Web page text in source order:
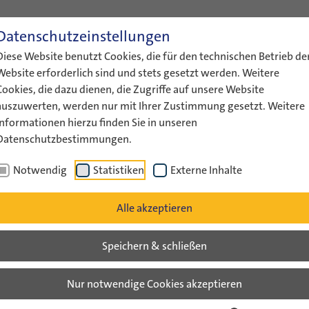
Website benutzt Cookies, die für den technischen Betrieb
erforderlich sind und stets gesetzt werden. Weitere
die dazu dienen, die Zugriffe auf unsere Website
werden nur mit Ihrer Zustimmung gesetzt. Weitere
hierzu finden Sie in unseren
Notwendig Statistiken Externe Inhalte
Alle akzeptieren
Speichern & schließen
Nur notwendige Cookies akzeptieren
ENGLISH LEICHTE SPRACHE
ÜBER UNS AKTUELLES FÖRDERUNG
2009 Verantwortliche im
sich in Tel Aviv